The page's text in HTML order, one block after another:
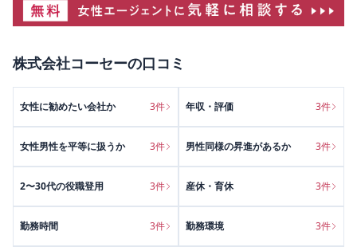
株式会社コーセーの口コミ
女性に勧めたい会社か 3件 年収・評価 3件
女性男性を平等に扱うか 3件 男性同様の昇進があるか 3件
2〜30代の役職登用 3件 産休・育休 3件
勤務時間 3件 勤務環境 3件